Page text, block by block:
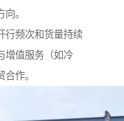
。
行频次和货量持续
增值服务（如冷
作。